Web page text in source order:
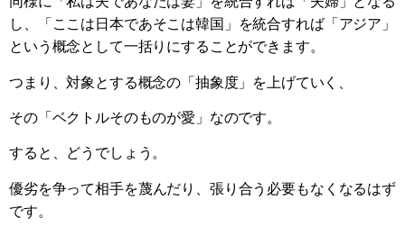
し、「ここは日本であそこは韓国」を統合すれば「アジア」
という概念として一括りにすることができます。
つまり、対象とする概念の「抽象度」を上げていく、
その「ベクトルそのものが愛」なのです。
すると、どうでしょう。
優劣を争って相手を蔑んだり、張り合う必要もなくなるはず
です。